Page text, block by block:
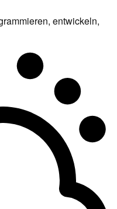
entwickeln,